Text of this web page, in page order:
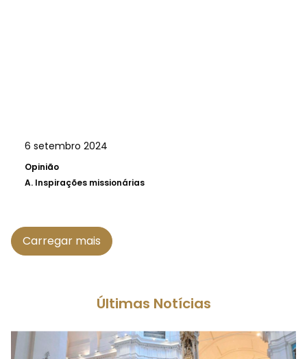
6 setembro 2024
Opinião
A. Inspirações missionárias
Carregar mais
Últimas Notícias